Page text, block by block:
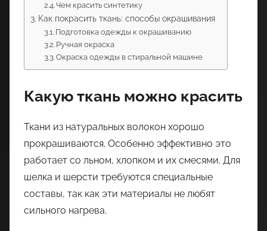
Чем красить синтетику
Как покрасить ткань: способы окрашивания
Подготовка одежды к окрашиванию
Ручная окраска
Окраска одежды в стиральной машине
Какую ткань можно красить
Ткани из натуральных волокон хорошо
прокрашиваются. Особенно эффективно это
работает со льном, хлопком и их смесями. Для
шелка и шерсти требуются специальные
составы, так как эти материалы не любят
сильного нагрева.